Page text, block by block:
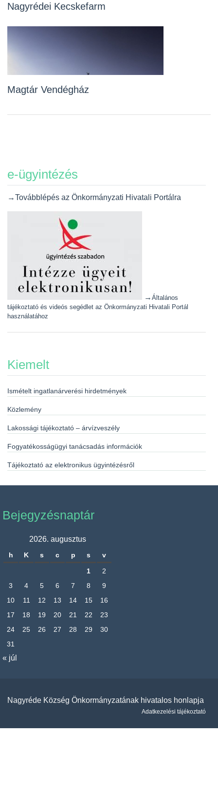
Nagyrédei Kecskefarm
Magtár Vendégház
e-ügyintézés
→Továbblépés az Önkormányzati Hivatali Portálra
→ Általános
tájékoztató és videós segédlet az Önkormányzati Hivatali Portál
használatához
Kiemelt
Ismételt ingatlanárverési hirdetmények
Közlemény
Lakossági tájékoztató – árvízveszély
Fogyatékosságügyi tanácsadás információk
Tájékoztató az elektronikus ügyintézésről
Bejegyzésnaptár
2026. augusztus
h K s c p s v
1
2
3
4 5 6 7 8
9
10
11 12 13 14 15
16
17
18 19 20 21 22
23
24
25 26 27 28 29
30
31
« júl
Nagyréde Község Önkormányzatának hivatalos honlapja
Adatkezelési tájékoztató